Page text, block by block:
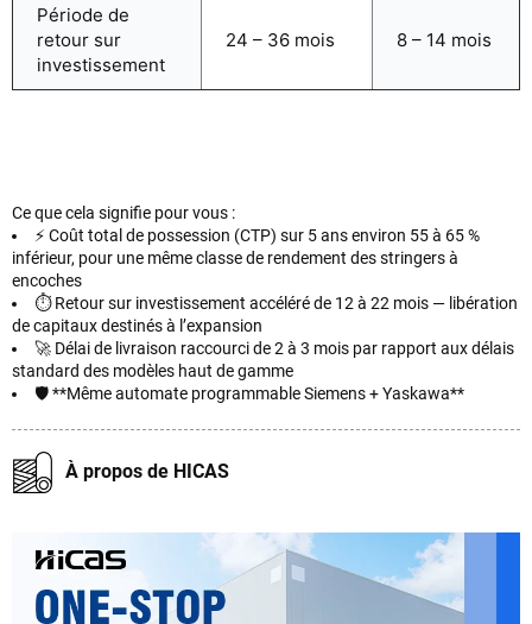
Période de
retour sur
investissement
24 – 36 mois 8 – 14 mois
Ce que cela signifie pour vous :
⚡ Coût total de possession (CTP) sur 5 ans environ 55 à 65 %
inférieur, pour une même classe de rendement des stringers à
encoches
⏱️ Retour sur investissement accéléré de 12 à 22 mois — libération
de capitaux destinés à l’expansion
🚀 Délai de livraison raccourci de 2 à 3 mois par rapport aux délais
standard des modèles haut de gamme
🛡️ **Même automate programmable Siemens + Yaskawa**
À propos de HICAS